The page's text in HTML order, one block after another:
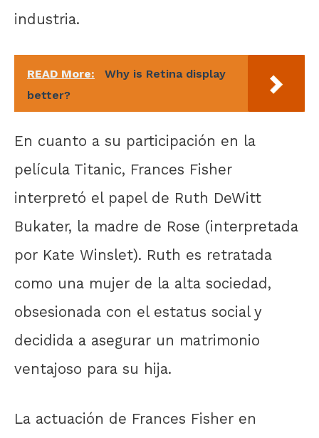
industria.
READ More:
Why is Retina display
better?
En cuanto a su participación en la
película Titanic, Frances Fisher
interpretó el papel de Ruth DeWitt
Bukater, la madre de Rose (interpretada
por Kate Winslet). Ruth es retratada
como una mujer de la alta sociedad,
obsesionada con el estatus social y
decidida a asegurar un matrimonio
ventajoso para su hija.
La actuación de Frances Fisher en